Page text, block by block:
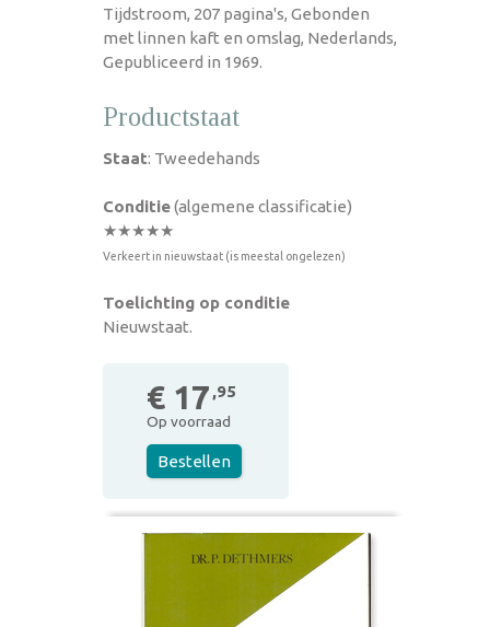
Tijdstroom, 207 pagina's, Gebonden
met linnen kaft en omslag, Nederlands,
Gepubliceerd in 1969.
Productstaat
Staat: Tweedehands
Conditie(algemene classificatie)
★★★★★
Verkeert in nieuwstaat (is meestal ongelezen)
Toelichting op conditie
Nieuwstaat.
€ 17 ,95
Op voorraad
Bestellen